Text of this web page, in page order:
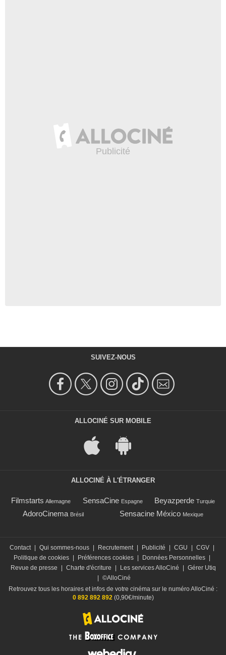
SUIVEZ-NOUS
ALLOCINÉ SUR MOBILE
ALLOCINÉ À L'ÉTRANGER
Filmstarts Allemagne SensaCine Espagne Beyazperde Turquie
AdoroCinema Brésil Sensacine México Mexique
Contact | Qui sommes-nous | Recrutement | Publicité | CGU | CGV |
Politique de cookies | Préférences cookies | Données Personnelles |
Revue de presse
| Charte d'écriture | Les services AlloCiné | Gérer Utiq
| ©AlloCiné
Retrouvez tous les horaires et infos de votre cinéma sur le numéro AlloCiné :
0 892 892 892 (0,90€/minute)